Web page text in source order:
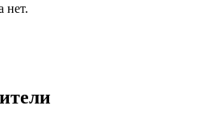
нет.